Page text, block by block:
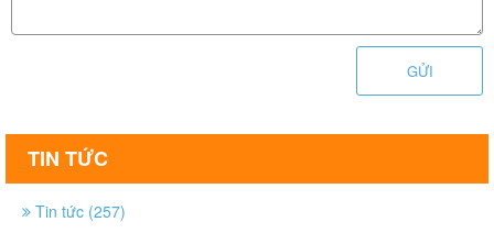
GỬI
TIN TỨC
Tin tức (257)